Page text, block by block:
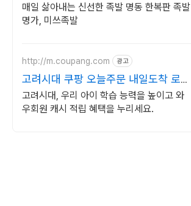
매일 삶아내는 신선한 족발 명동 한복판 족발
명가, 미쓰족발
http://m.coupang.com 광고
고려시대 쿠팡 오늘주문 내일도착 로켓
배송
고려시대, 우리 아이 학습 능력을 높이고 와
우회원 캐시 적립 혜택을 누리세요.